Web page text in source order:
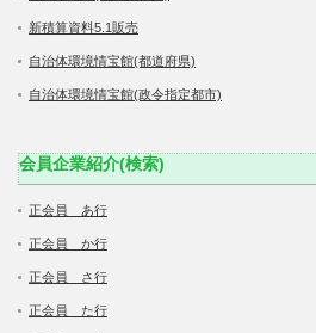
新積算資料5.1販売
自治体環境情宝館(都道府県)
自治体環境情宝館(政令指定都市)
会員企業紹介(検索)
正会員 あ行
正会員 か行
正会員 さ行
正会員 た行